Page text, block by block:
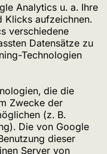
Analytics u. a. Ihre
Klicks aufzeichnen.
verschiedene
Datensätze zu
Technologien
die die
Zwecke der
(z. B.
Die von Google
dieser
Server von